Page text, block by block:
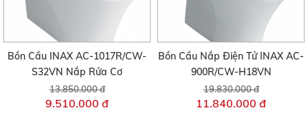
Bồn Cầu INAX AC-1017R/CW-
S32VN Nắp Rửa Cơ
13.850.000 đ
9.510.000 đ
Bồn Cầu Nắp Điện Tử INAX AC-
900R/CW-H18VN
19.830.000 đ
11.840.000 đ